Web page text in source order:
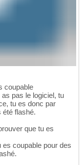
coupable
pas le logiciel, tu
tu es donc par
été flashé.
que tu es
es coupable pour des